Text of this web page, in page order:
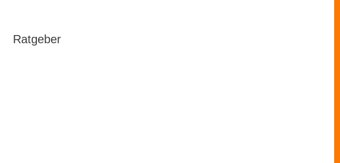
Ratgeber